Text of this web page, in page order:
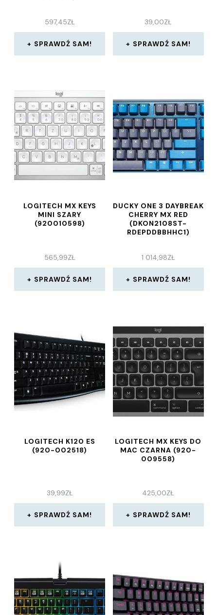
597,45ZŁ
SPRAWDŹ SAM!
39,00ZŁ
SPRAWDŹ SAM!
LOGITECH MX KEYS
MINI SZARY
(920010598)
565,99ZŁ
SPRAWDŹ SAM!
DUCKY ONE 3 DAYBREAK
CHERRY MX RED
(DKON2108ST-
RDEPDDBBHHC1)
1 014,98ZŁ
SPRAWDŹ SAM!
LOGITECH K120 ES
(920-002518)
39,99ZŁ
SPRAWDŹ SAM!
LOGITECH MX KEYS DO
MAC CZARNA (920-
009558)
425,00ZŁ
SPRAWDŹ SAM!